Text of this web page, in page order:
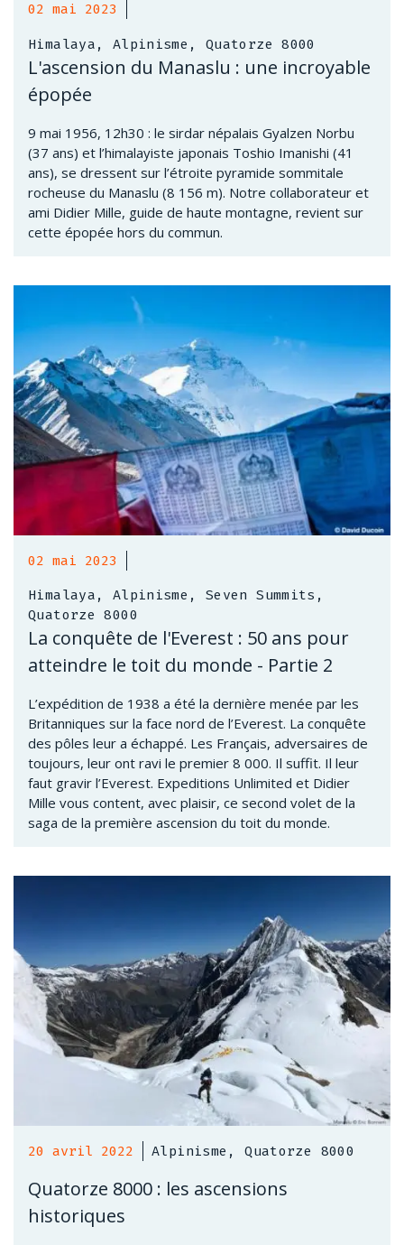
02 mai 2023
Himalaya, Alpinisme, Quatorze 8000
L'ascension du Manaslu : une incroyable
épopée
9 mai 1956, 12h30 : le sirdar népalais Gyalzen Norbu
(37 ans) et l’himalayiste japonais Toshio Imanishi (41
ans), se dressent sur l’étroite pyramide sommitale
rocheuse du Manaslu (8 156 m). Notre collaborateur et
ami Didier Mille, guide de haute montagne, revient sur
cette épopée hors du commun.
02 mai 2023
Himalaya, Alpinisme, Seven Summits,
Quatorze 8000
La conquête de l'Everest : 50 ans pour
atteindre le toit du monde - Partie 2
L’expédition de 1938 a été la dernière menée par les
Britanniques sur la face nord de l’Everest. La conquête
des pôles leur a échappé. Les Français, adversaires de
toujours, leur ont ravi le premier 8 000. Il suffit. Il leur
faut gravir l’Everest. Expeditions Unlimited et Didier
Mille vous content, avec plaisir, ce second volet de la
saga de la première ascension du toit du monde.
20 avril 2022 Alpinisme, Quatorze 8000
Quatorze 8000 : les ascensions
historiques